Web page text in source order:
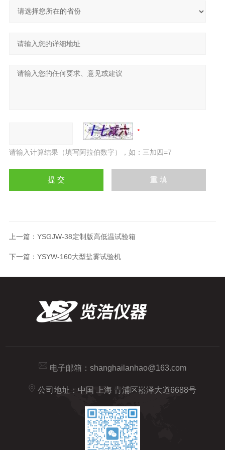
请输入计算结果（填写阿拉伯数字），如：三加四=7
上一篇： YSGJW-38定制版高低温试验箱
下一篇： YSYW-160大型盐雾试验机
电子邮箱： shanghailanhao@163.com
公司地址：中国 上海 青浦区崧泽大道6688号